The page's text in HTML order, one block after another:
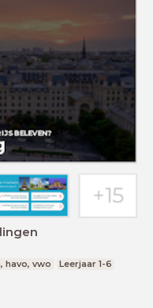
havo, vwo Leerjaar 1-6